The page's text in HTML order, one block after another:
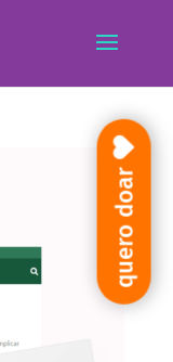
quero doar